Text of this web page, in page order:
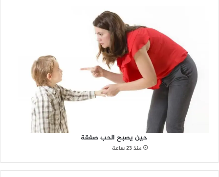
حين يصبح الحب صفقة
منذ 23 ساعة